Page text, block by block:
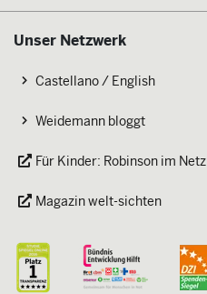
Unser Netzwerk
Castellano / English
Weidemann bloggt
Für Kinder: Robinson im Netz
Magazin welt-sichten